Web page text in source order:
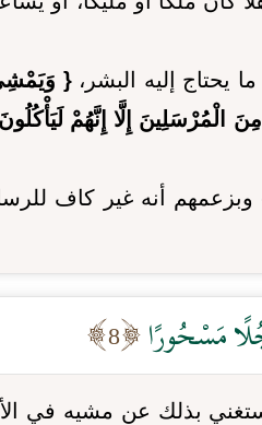
يحتاج إليه البشر،{
الْمُرْسَلِينَ إِلَّا إِنَّهُمْ
وبزعمهم أنه غير كاف
مَسْحُورًا 8
بذلك عن مشيه في